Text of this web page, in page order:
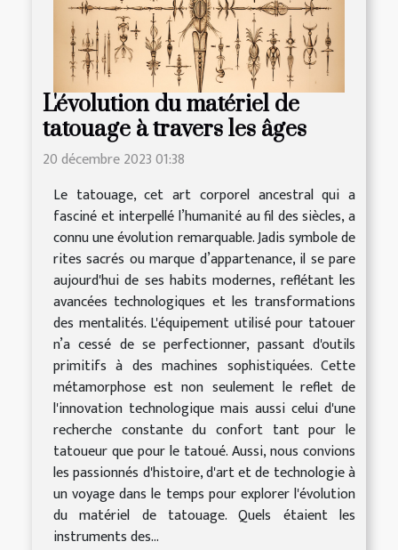
L'évolution du matériel de
tatouage à travers les âges
20 décembre 2023 01:38
Le tatouage, cet art corporel ancestral qui a
fasciné et interpellé l’humanité au fil des siècles, a
connu une évolution remarquable. Jadis symbole de
rites sacrés ou marque d’appartenance, il se pare
aujourd'hui de ses habits modernes, reflétant les
avancées technologiques et les transformations
des mentalités. L'équipement utilisé pour tatouer
n’a cessé de se perfectionner, passant d'outils
primitifs à des machines sophistiquées. Cette
métamorphose est non seulement le reflet de
l'innovation technologique mais aussi celui d'une
recherche constante du confort tant pour le
tatoueur que pour le tatoué. Aussi, nous convions
les passionnés d'histoire, d'art et de technologie à
un voyage dans le temps pour explorer l'évolution
du matériel de tatouage. Quels étaient les
instruments des...